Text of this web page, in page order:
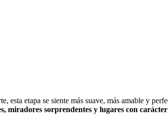
esta etapa se siente más suave, más amable y
miradores sorprendentes y lugares con carácter